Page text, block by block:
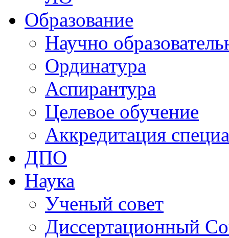
Образование
Научно
Ординатура
Аспирантура
Целевое обучение
Аккредитация
ДПО
Наука
Ученый совет
Диссертационный